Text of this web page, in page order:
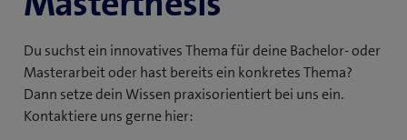
Du suchst ein innovatives Thema für deine Bachelor- oder
Masterarbeit oder hast bereits ein konkretes Thema?
Dann setze dein Wissen praxisorientiert bei uns ein.
Kontaktiere uns gerne hier: